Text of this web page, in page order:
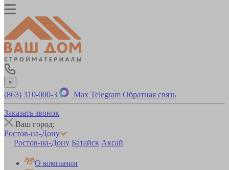
×
(863) 310-000-3 Max Telegram Обратная связь
Заказать звонок
Ваш город:
Ростов-на-Дону
Ростов-на-Дону Батайск Аксай
О компании